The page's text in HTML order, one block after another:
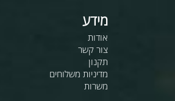
מידע
אודות
צור קשר
תקנון
מדיניות משלוחים
משרות